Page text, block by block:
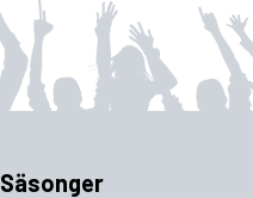
Säsonger